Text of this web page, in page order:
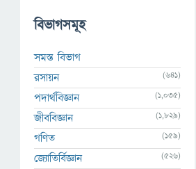
বিভাগসমূহ
সমস্ত বিভাগ
রসায়ন
(641)
পদার্থবিজ্ঞান (1,035)
জীববিজ্ঞান (1,829)
গণিত (159)
জ্যোতির্বিজ্ঞান (526)